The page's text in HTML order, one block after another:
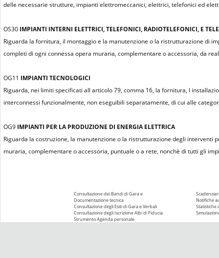
delle necessarie strutture, impianti elettromeccanici, elettrici, telefonici ed
OS30 IMPIANTI INTERNI ELETTRICI, TELEFONICI, RADIOTELEFONICI, E
Riguarda la fornitura, il montaggio e la manutenzione o la ristrutturazione di
completi di ogni connessa opera muraria, complementare o accessoria, da
OG11 IMPIANTI TECNOLOGICI
Riguarda, nei limiti specificati all articolo 79, comma 16, la fornitura, l
interconnessi funzionalmente, non eseguibili separatamente, di cui alle
OG9 IMPIANTI PER LA PRODUZIONE DI ENERGIA ELETTRICA
Riguarda la costruzione, la manutenzione o la ristrutturazione degli interventi
muraria, complementare o accessoria, puntuale o a rete, nonchè di tutti gli
Consultazione dei Bandi di Gara e
Documentazione tecnica
Consultazione degli Esiti di Gara e Verbali
Consultazione degli Iscrizione Albi di Fiducia
Strumento Agenda personale
Notifiche
Statistiche